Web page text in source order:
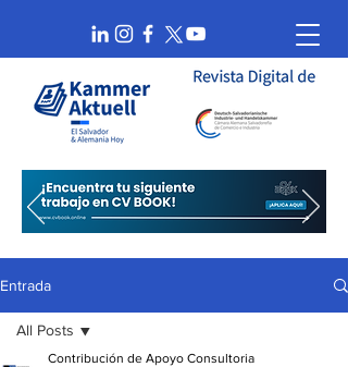
Entrada
All Posts
Contribución de Apoyo Consultoria